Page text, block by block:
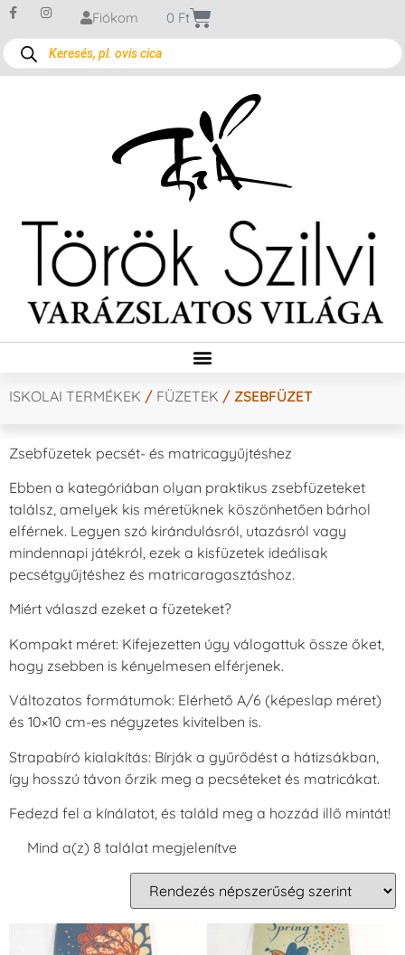
Fiókom 0 Ft
ISKOLAI TERMÉKEK / FÜZETEK / ZSEBFÜZET
Zsebfüzetek pecsét- és matricagyűjtéshez
Ebben a kategóriában olyan praktikus zsebfüzeteket
találsz, amelyek kis méretüknek köszönhetően bárhol
elférnek. Legyen szó kirándulásról, utazásról vagy
mindennapi játékról, ezek a kisfüzetek ideálisak
pecsétgyűjtéshez és matricaragasztáshoz.
Miért válaszd ezeket a füzeteket?
Kompakt méret: Kifejezetten úgy válogattuk össze őket,
hogy zsebben is kényelmesen elférjenek.
Változatos formátumok: Elérhető A/6 (képeslap méret)
és 10×10 cm-es négyzetes kivitelben is.
Strapabíró kialakítás: Bírják a gyűrődést a hátizsákban,
így hosszú távon őrzik meg a pecséteket és matricákat.
Fedezd fel a kínálatot, és találd meg a hozzád illő mintát!
Mind a(z) 8 találat megjelenítve